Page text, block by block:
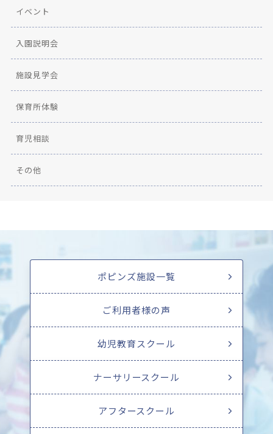
イベント
入園説明会
施設見学会
保育所体験
育児相談
その他
ポピンズ施設一覧
ご利用者様の声
幼児教育スクール
ナーサリースクール
アフタースクール